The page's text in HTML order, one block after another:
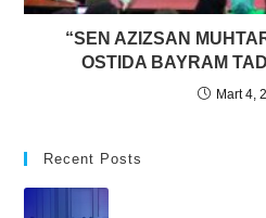
“SEN AZIZSAN
OSTIDA BAYRAM
Mart 4,
Recent Posts